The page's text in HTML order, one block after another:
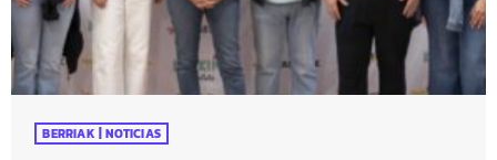
BERRIAK | NOTICIAS